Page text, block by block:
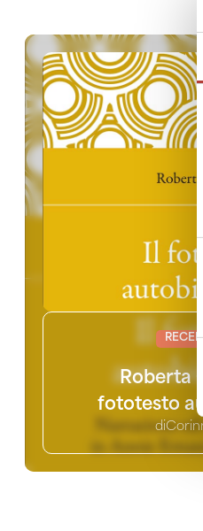
Roberta
fototesto
Narrazioni
del sé in
di